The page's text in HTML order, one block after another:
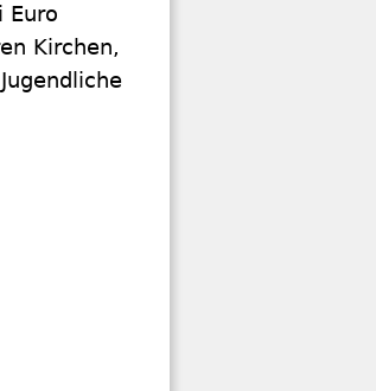
Euro
Kirchen,